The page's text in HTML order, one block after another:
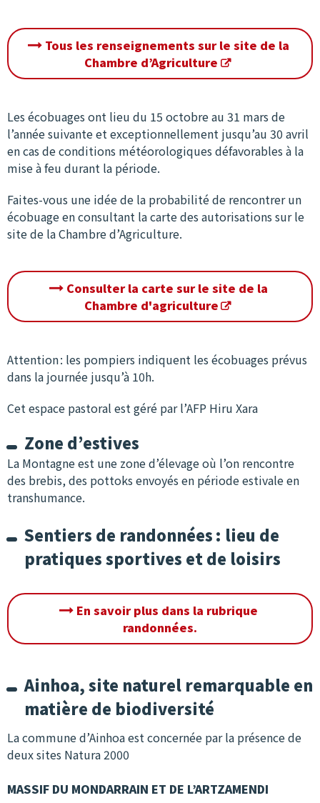
Tous les renseignements sur le site de la
Chambre d’Agriculture
Les écobuages ont lieu du 15 octobre au 31 mars de
l’année suivante et exceptionnellement jusqu’au 30 avril
en cas de conditions météorologiques défavorables à la
mise à feu durant la période.
Faites-vous une idée de la probabilité de rencontrer un
écobuage en consultant la carte des autorisations sur le
site de la Chambre d’Agriculture.
Consulter la carte sur le site de la
Chambre d'agriculture
Attention : les pompiers indiquent les écobuages prévus
dans la journée jusqu’à 10h.
Cet espace pastoral est géré par l’AFP Hiru Xara
Zone d’estives
La Montagne est une zone d’élevage où l’on rencontre
des brebis, des pottoks envoyés en période estivale en
transhumance.
Sentiers de randonnées : lieu de
pratiques sportives et de loisirs
En savoir plus dans la rubrique
randonnées.
Ainhoa, site naturel remarquable en
matière de biodiversité
La commune d’Ainhoa est concernée par la présence de
deux sites Natura 2000
MASSIF DU MONDARRAIN ET DE L’ARTZAMENDI